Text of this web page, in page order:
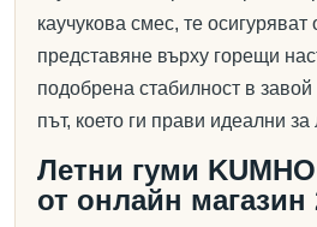
каучукова смес, те
представяне върху горещи
подобрена стабилност в
път, което ги прави идеални
Летни гуми
от онлайн магазин